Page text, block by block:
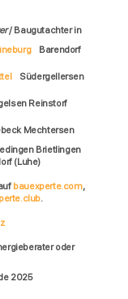
/ Baugutachter in
Barendorf
Südergellersen
Reinstorf
Mechtersen
Brietlingen
(Luhe)
bauexperte.com,
.
oder
2025